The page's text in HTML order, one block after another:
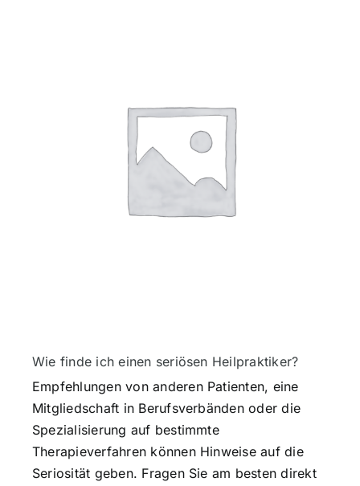
Wie finde ich einen seriösen Heilpraktiker?
Empfehlungen von anderen Patienten, eine
Mitgliedschaft in Berufsverbänden oder die
Spezialisierung auf bestimmte
Therapieverfahren können Hinweise auf die
Seriosität geben. Fragen Sie am besten direkt